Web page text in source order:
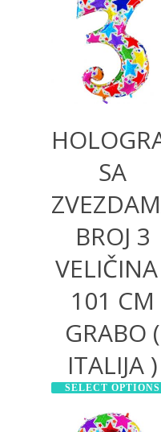
500,00RSD
1.200,00
SA
BROJ 3
101 CM
GRABO (
ITALIJA )
SELECT OPTIONS